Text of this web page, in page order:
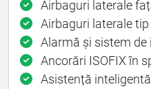
Airbaguri laterale
Airbaguri laterale
Alarmă și sistem de
Ancorări ISOFIX în
Asistență